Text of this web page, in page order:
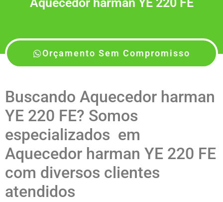
Orçamento Sem Compromisso
Buscando Aquecedor harman
YE 220 FE? Somos
especializados em
Aquecedor harman YE 220 FE
com diversos clientes
atendidos